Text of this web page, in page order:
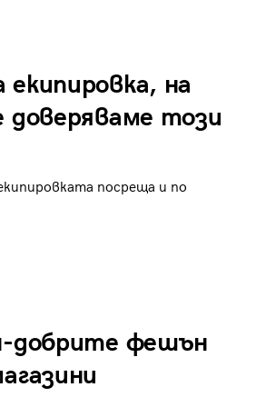
на
доверяваме този
посреща и по
добрите фешън
пие на Лазурния бряг
/29